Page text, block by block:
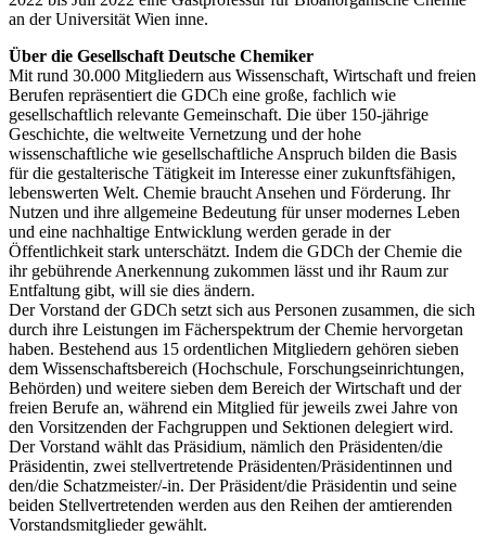
an der Universität Wien inne.
Über die Gesellschaft Deutsche Chemiker
Mit rund 30.000 Mitgliedern aus Wissenschaft, Wirtschaft und freien
Berufen repräsentiert die GDCh eine große, fachlich wie
gesellschaftlich relevante Gemeinschaft. Die über 150-jährige
Geschichte, die weltweite Vernetzung und der hohe
wissenschaftliche wie gesellschaftliche Anspruch bilden die Basis
für die gestalterische Tätigkeit im Interesse einer zukunftsfähigen,
lebenswerten Welt. Chemie braucht Ansehen und Förderung. Ihr
Nutzen und ihre allgemeine Bedeutung für unser modernes Leben
und eine nachhaltige Entwicklung werden gerade in der
Öffentlichkeit stark unterschätzt. Indem die GDCh der Chemie die
ihr gebührende Anerkennung zukommen lässt und ihr Raum zur
Entfaltung gibt, will sie dies ändern.
Der Vorstand der GDCh setzt sich aus Personen zusammen, die sich
durch ihre Leistungen im Fächerspektrum der Chemie hervorgetan
haben. Bestehend aus 15 ordentlichen Mitgliedern gehören sieben
dem Wissenschaftsbereich (Hochschule, Forschungseinrichtungen,
Behörden) und weitere sieben dem Bereich der Wirtschaft und der
freien Berufe an, während ein Mitglied für jeweils zwei Jahre von
den Vorsitzenden der Fachgruppen und Sektionen delegiert wird.
Der Vorstand wählt das Präsidium, nämlich den Präsidenten/die
Präsidentin, zwei stellvertretende Präsidenten/Präsidentinnen und
den/die Schatzmeister/-in. Der Präsident/die Präsidentin und seine
beiden Stellvertretenden werden aus den Reihen der amtierenden
Vorstandsmitglieder gewählt.